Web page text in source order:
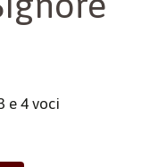
e 4 voci